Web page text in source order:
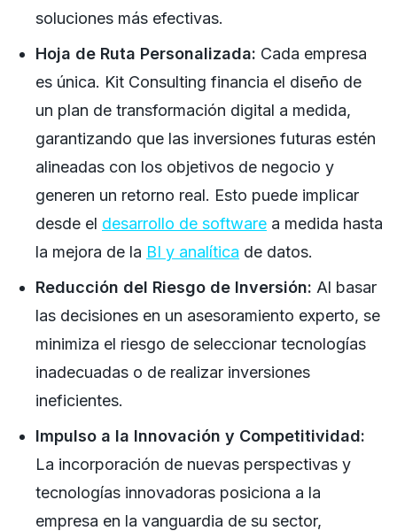
soluciones más efectivas.
Hoja de Ruta Personalizada: Cada empresa
es única. Kit Consulting financia el diseño de
un plan de transformación digital a medida,
garantizando que las inversiones futuras estén
alineadas con los objetivos de negocio y
generen un retorno real. Esto puede implicar
desde el desarrollo de software a medida hasta
la mejora de la BI y analítica de datos.
Reducción del Riesgo de Inversión: Al basar
las decisiones en un asesoramiento experto, se
minimiza el riesgo de seleccionar tecnologías
inadecuadas o de realizar inversiones
ineficientes.
Impulso a la Innovación y Competitividad:
La incorporación de nuevas perspectivas y
tecnologías innovadoras posiciona a la
empresa en la vanguardia de su sector,